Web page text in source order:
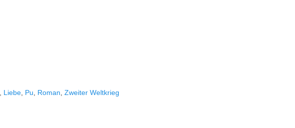
Liebe Pu Roman Zweiter Weltkrieg